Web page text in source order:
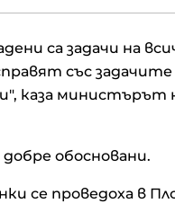
са задачи на
със
каза министърът
обосновани.
се проведоха в